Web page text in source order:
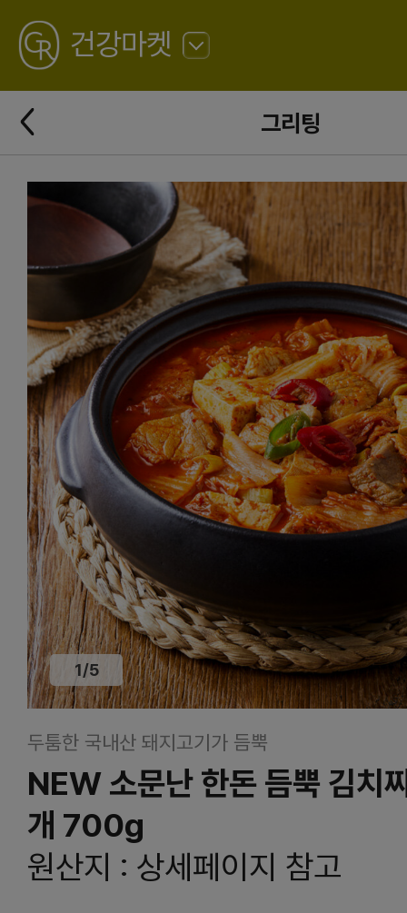
GREATING
건강마켓
로
그리팅
뒤
로
가
1/5
두툼한 국내산 돼지고기가 듬뿍
NEW 소문난 한돈 듬뿍 김치
개 700g
원산지 : 상세페이지 참고